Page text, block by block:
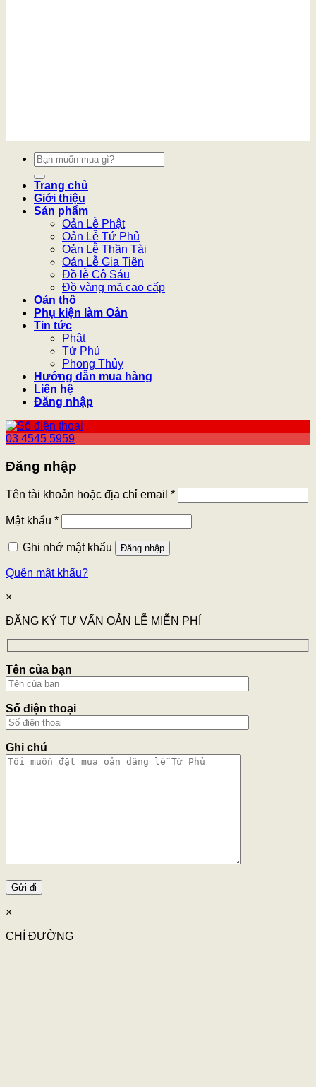
Tìm
kiếm:
Trang chủ
Giới thiệu
Sản phẩm
Oản Lễ Phật
Oản Lễ Tứ Phủ
Oản Lễ Thần Tài
Oản Lễ Gia Tiên
Đồ lễ Cô Sáu
Đồ vàng mã cao cấp
Oản thô
Phụ kiện làm Oản
Tin tức
Phật
Tứ Phủ
Phong Thủy
Hướng dẫn mua hàng
Liên hệ
Đăng nhập
03 4545 5959
Đăng nhập
Tên tài khoản hoặc địa chỉ email *
Mật khẩu *
Ghi nhớ mật khẩu Đăng nhập
Quên mật khẩu?
×
ĐĂNG KÝ TƯ VẤN OẢN LỄ MIỄN PHÍ
Tên của bạn
Số điện thoại
Ghi chú
×
CHỈ ĐƯỜNG